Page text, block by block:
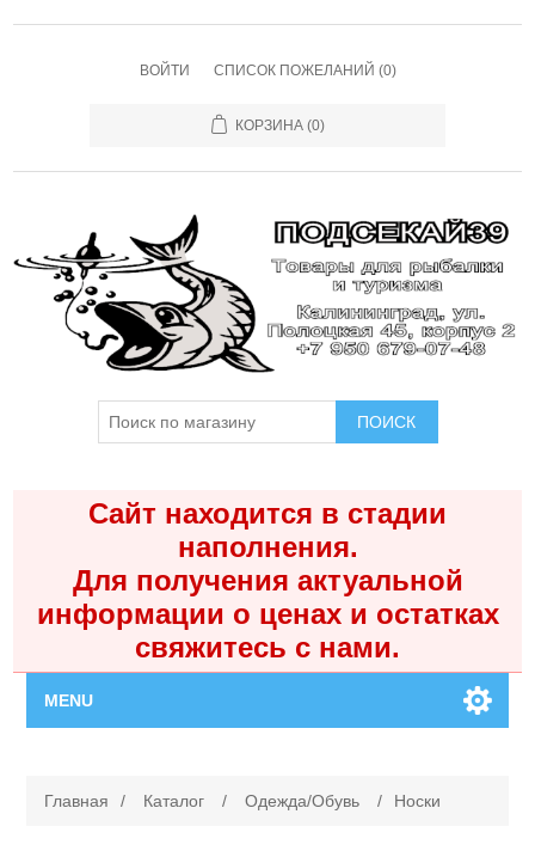
ВОЙТИ СПИСОК ПОЖЕЛАНИЙ (0)
КОРЗИНА (0)
ПОИСК
Сайт находится в стадии
наполнения.
Для получения актуальной
информации о ценах и остатках
свяжитесь с нами.
MENU
Главная / Каталог / Одежда/Обувь / Носки